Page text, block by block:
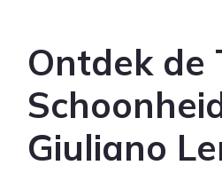
Ontdek de
Giuliano